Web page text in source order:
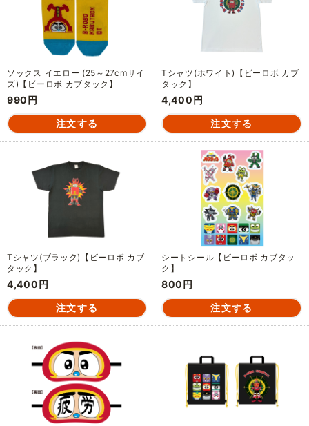
ソックス イエロー (25～27cmサイ
ズ)【ビーロボ カブタック】
990円
Tシャツ(ホワイト)【ビーロボ カブ
タック】
4,400円
Tシャツ(ブラック)【ビーロボ カブ
タック】
4,400円
シートシール【ビーロボ カブタッ
ク】
800円